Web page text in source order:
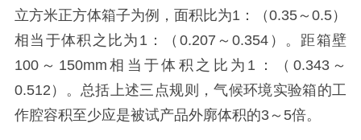
立方米正方体箱子为例，面积比为1：（0.35～0.5）
相当于体积之比为1：（0.207～0.354）。距箱壁
100～150mm相当于体积之比为1：（0.343～
0.512）。总括上述三点规则，气候环境实验箱的工
作腔容积至少应是被试产品外廓体积的3～5倍。